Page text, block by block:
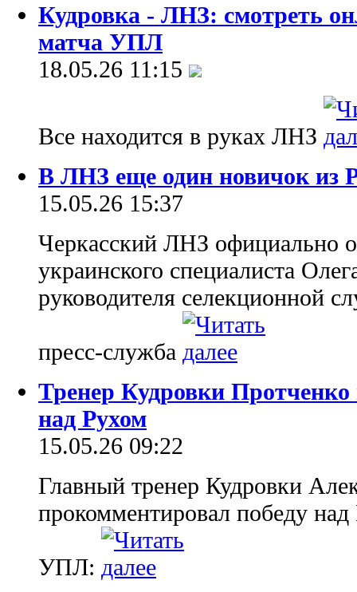
Кудровка - ЛНЗ: смотреть
матча УПЛ
18.05.26 11:15
Все находится в руках ЛНЗ
В ЛНЗ еще один новичок из
15.05.26 15:37
Черкасский ЛНЗ официально
украинского специалиста
руководителя селекционной
пресс-служба
Тренер Кудровки Протченко
над Рухом
15.05.26 09:22
Главный тренер Кудровки
прокомментировал победу
УПЛ: